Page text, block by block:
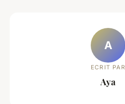
A
ECRIT PAR
Aya